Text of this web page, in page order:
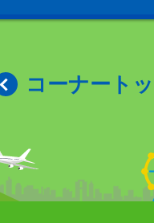
コーナート